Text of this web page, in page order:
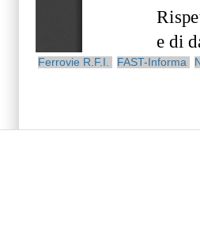
Ferrovie R.F.I. FAST-Informa